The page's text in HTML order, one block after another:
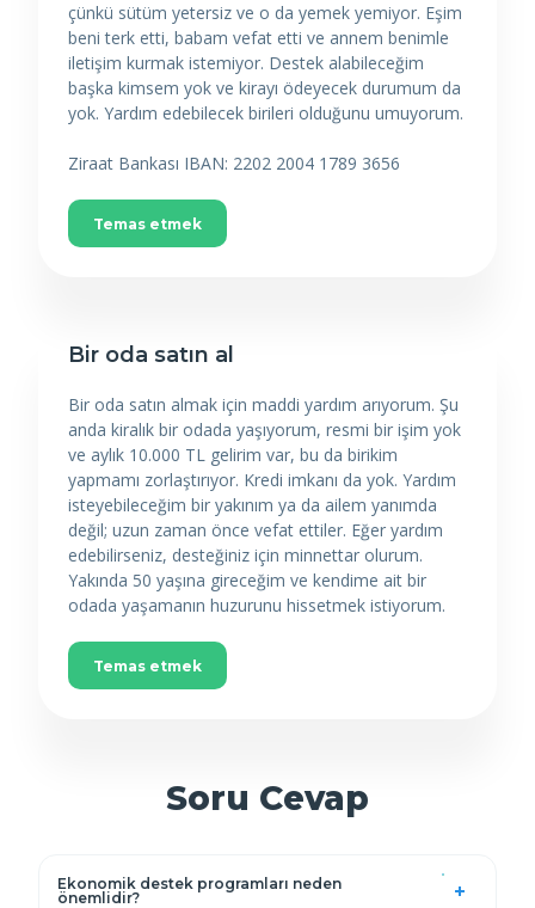
çünkü sütüm yetersiz ve o da yemek yemiyor. Eşim
beni terk etti, babam vefat etti ve annem benimle
iletişim kurmak istemiyor. Destek alabileceğim
başka kimsem yok ve kirayı ödeyecek durumum da
yok. Yardım edebilecek birileri olduğunu umuyorum.
Ziraat Bankası IBAN: 2202 2004 1789 3656
Temas etmek
Bir oda satın al
Bir oda satın almak için maddi yardım arıyorum. Şu
anda kiralık bir odada yaşıyorum, resmi bir işim yok
ve aylık 10.000 TL gelirim var, bu da birikim
yapmamı zorlaştırıyor. Kredi imkanı da yok. Yardım
isteyebileceğim bir yakınım ya da ailem yanımda
değil; uzun zaman önce vefat ettiler. Eğer yardım
edebilirseniz, desteğiniz için minnettar olurum.
Yakında 50 yaşına gireceğim ve kendime ait bir
odada yaşamanın huzurunu hissetmek istiyorum.
Temas etmek
Soru Cevap
Ekonomik destek programları neden
önemlidir?